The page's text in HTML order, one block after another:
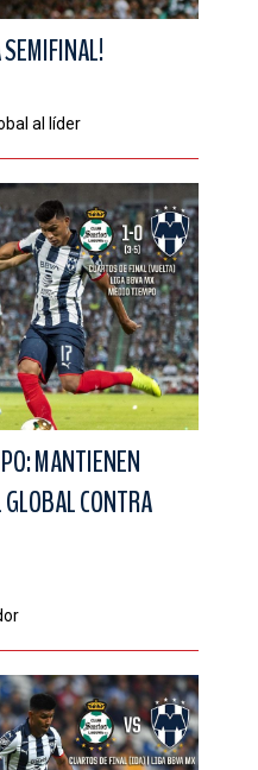
al líder
MANTIENEN
CONTRA